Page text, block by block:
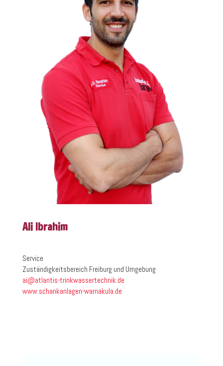
Ali Ibrahim
Service
Zuständigkeitsbereich Freiburg und Umgebung
ai@atlantis-trinkwassertechnik.de
www.schankanlagen-warnakula.de